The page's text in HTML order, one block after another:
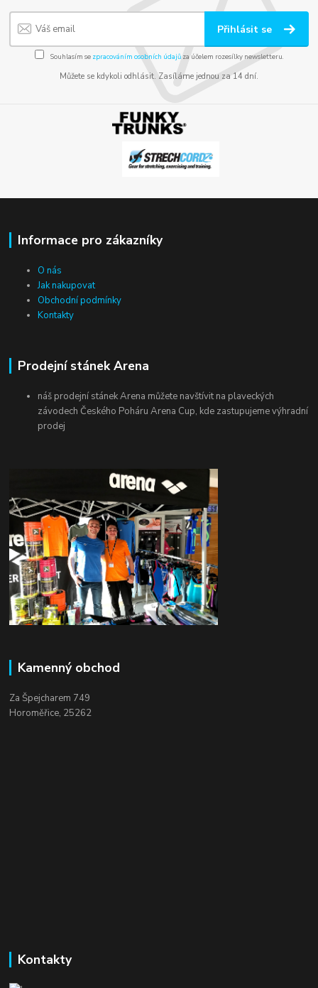
Přihlásit se
Souhlasím se zpracováním osobních údajůza účelem rozesílky newsletteru.
Můžete se kdykoli odhlásit. Zasíláme jednou za 14 dní.
Informace pro zákazníky
O nás
Jak nakupovat
Obchodní podmínky
Kontakty
Prodejní stánek Arena
náš prodejní stánek Arena můžete navštívit na plaveckých
závodech Českého Poháru Arena Cup, kde zastupujeme výhradní
prodej
Kamenný obchod
Za Špejcharem 749
Horoměřice, 25262
Kontakty